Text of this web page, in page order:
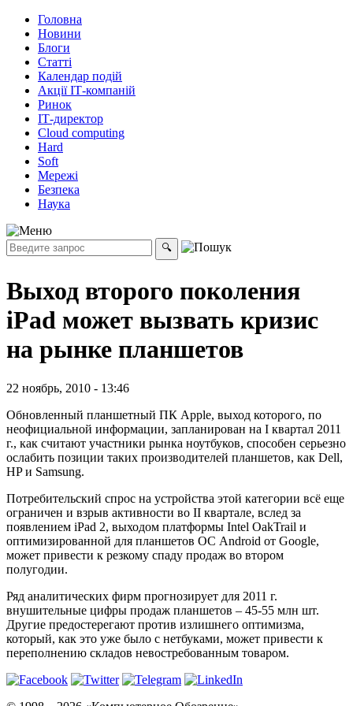
Головна
Новини
Блоги
Статті
Календар подій
Акції ІТ-компаній
Ринок
ІТ-директор
Cloud computing
Hard
Soft
Мережі
Безпека
Наука
Выход второго поколения
iPad может вызвать кризис
на рынке планшетов
22 ноябрь, 2010 - 13:46
Обновленный планшетный ПК Apple, выход которого, по
неофициальной информации, запланирован на I квартал 2011
г., как считают участники рынка ноутбуков, способен серьезно
ослабить позиции таких производителей планшетов, как Dell,
HP и Samsung.
Потребительский спрос на устройства этой категории всё еще
ограничен и взрыв активности во II квартале, вслед за
появлением iPad 2, выходом платформы Intel OakTrail и
оптимизированной для планшетов ОС Android от Google,
может привести к резкому спаду продаж во втором
полугодии.
Ряд аналитических фирм прогнозирует для 2011 г.
внушительные цифры продаж планшетов – 45-55 млн шт.
Другие предостерегают против излишнего оптимизма,
который, как это уже было с нетбуками, может привести к
переполнению складов невостребованным товаром.